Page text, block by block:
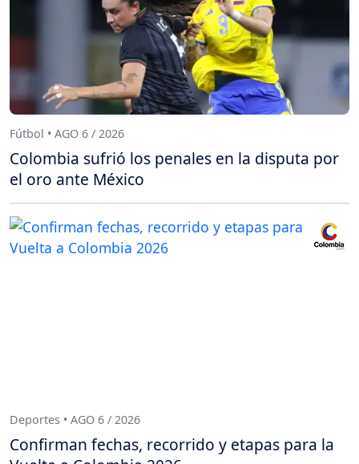
Fútbol • AGO 6 / 2026
Colombia sufrió los penales en la disputa por
el oro ante México
Deportes • AGO 6 / 2026
Confirman fechas, recorrido y etapas para la